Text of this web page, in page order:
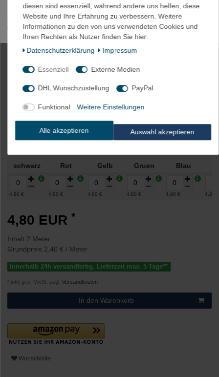
HINWEIS: Es könnte kleine Unterschiede zwischen der
abgebildeten Farbe und der tatsächlichen Farbe geben aufgrund
von Lichteinfall, Helligkeit des Monitors, Kontrasteinstellung etc.
2m Akku Schrumpfschlauch 170mm
Flachmaß = 108mm Ø
Artikelnummer2027-gelb
schwarz
Rot Gelb Gruen Blau
4,80 € 4,80 € 4,80 € 4,80 € 4,80 € 4,80
4,80 EUR *
Inhalt 2 Meter
Grundpreis 2,40 € / Meter
Innerhalb 24h versandfertig. Lieferzeit max. 5 Tage**
* inkl. ges. MwSt. zzgl. Versandkosten
In den Warenkorb
Wunschliste
diesen sind essenziell, während andere uns helfen, diese
Website und Ihre Erfahrung zu verbessern. Weitere
Informationen zu den von uns verwendeten Cookies und
Ihren Rechten als Nutzer finden Sie hier:
Daten­schutz­erklärung
Impressum
Essenziell Externe Medien
DHL Wunschzustellung PayPal
Funktional Weitere Einstellungen
Alle akzeptieren Auswahl akzeptieren